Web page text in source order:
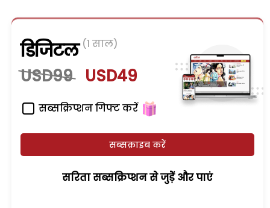
डिजिटल (1 साल)
USD99 USD49
सब्सक्रिप्शन गिफ्ट करें
सब्सक्राइब करें
सरिता सब्सक्रिप्शन से जुड़ेें और पाएं